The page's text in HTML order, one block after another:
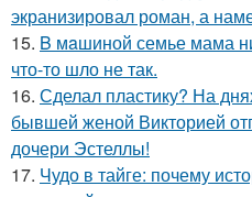
экранизировал роман, а
15. B мaшиной семье мама
что-то шло не так.
16. Сделал пластику? На
бывшей женой Викторией
дочери Эстеллы!
17. Чудо в тайге: почему